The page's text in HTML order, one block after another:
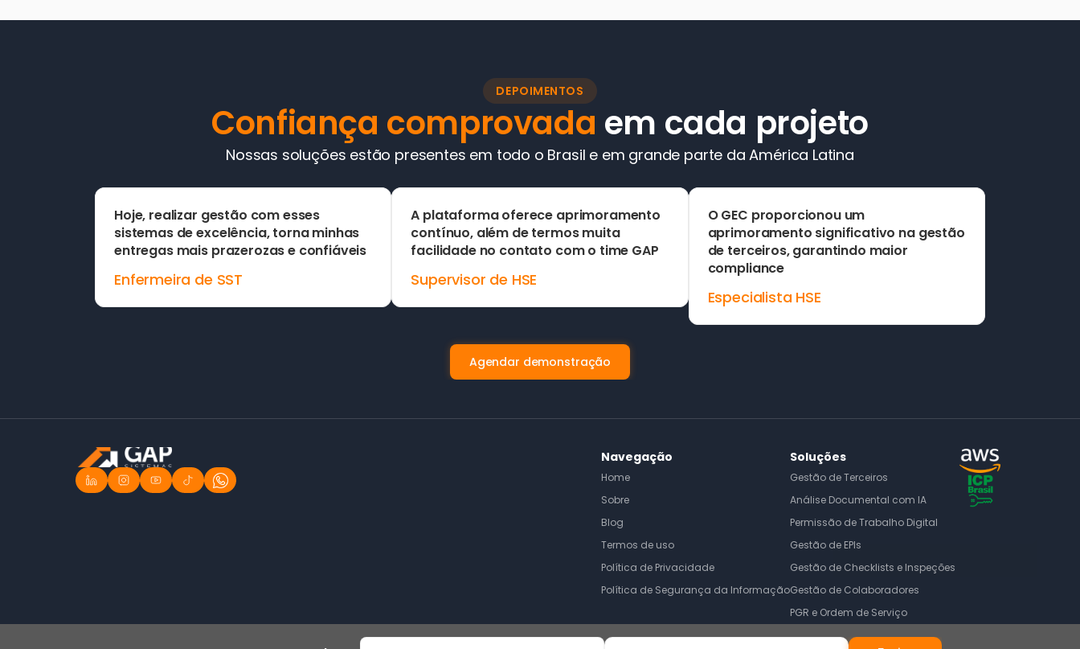
DEPOIMENTOS
Confiança comprovada em cada projeto
Nossas soluções estão presentes em todo o Brasil e em grande parte da América Latina
Hoje, realizar gestão com esses
sistemas de excelência, torna minhas
entregas mais prazerozas e confiáveis
Enfermeira de SST
A plataforma oferece aprimoramento
contínuo, além de termos muita
facilidade no contato com o time GAP
Supervisor de HSE
O GEC proporcionou um
aprimoramento significativo na gestão
de terceiros, garantindo maior
compliance
Especialista HSE
Agendar demonstração
Navegação
Home
Sobre
Blog
Termos de uso
Política de Privacidade
Política de Segurança da Informação
Soluções
Gestão de Terceiros
Análise Documental com IA
Permissão de Trabalho Digital
Gestão de EPIs
Gestão de Checklists e Inspeções
Gestão de Colaboradores
PGR e Ordem de Serviço
e fique por dentro de todas as
novidades em SSMA